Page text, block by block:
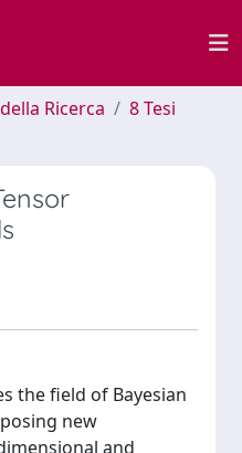
Ricerca
8 Tesi
the field of Bayesian
new
and